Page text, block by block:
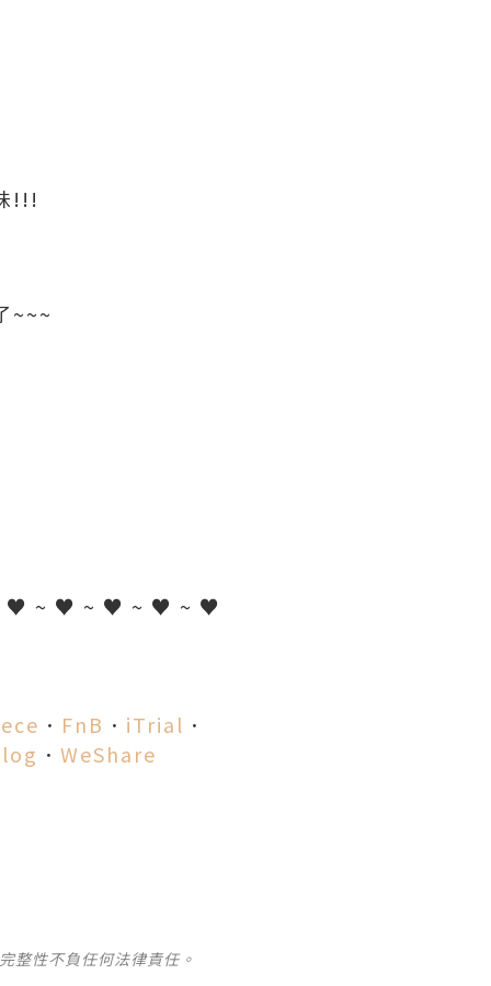
!!!
~~~
~ ♥ ~ ♥ ~ ♥ ~ ♥
． FnB ． iTrial ．
． WeShare
整性不負任何法律責任。